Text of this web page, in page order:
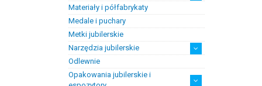
diamenciarki, tokarki itp
inne
linia odlewnicza
maszyny do bursztynu
myjki ultradżwiękowe
polerowanie, szlifowanie
silniki jubilerskie
walcarki, prasy itp
Materiały i półfabrykaty
Medale i puchary
Metki jubilerskie
Narzędzia jubilerskie
narzędzia drobne i materiały
eksploatacyjne
artykuły ochronne
cięcie
kształtowanie i klepanie
lutowanie
narzędzia i przyrządy ogólnego
zastosowania
narzędzia pomiarowe
optyka
pilniki
szczypty, pensety
uchwyty, kluby itp.
wiertła, frezy itp.
Odlewnie
Opakowania jubilerskie i